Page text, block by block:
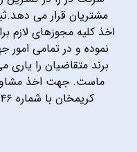
مشتریان قرار می
اخذ کلیه مجوزهای لازم
نموده و در تمامی
برند متقاضیان را
ماست. جهت اخذ
کریمخان با شماره ۰۲۱۸۷۱۴۶ تماس حاصل فرمایید.